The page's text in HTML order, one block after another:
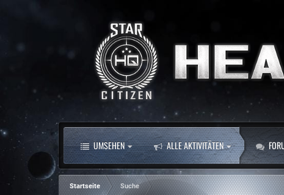
UMSEHEN ALLE AKTIVITÄTEN
Startseite
Suche